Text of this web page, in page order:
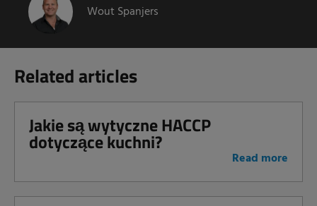
Wout Spanjers
Related articles
Jakie są wytyczne HACCP
dotyczące kuchni?
Read more